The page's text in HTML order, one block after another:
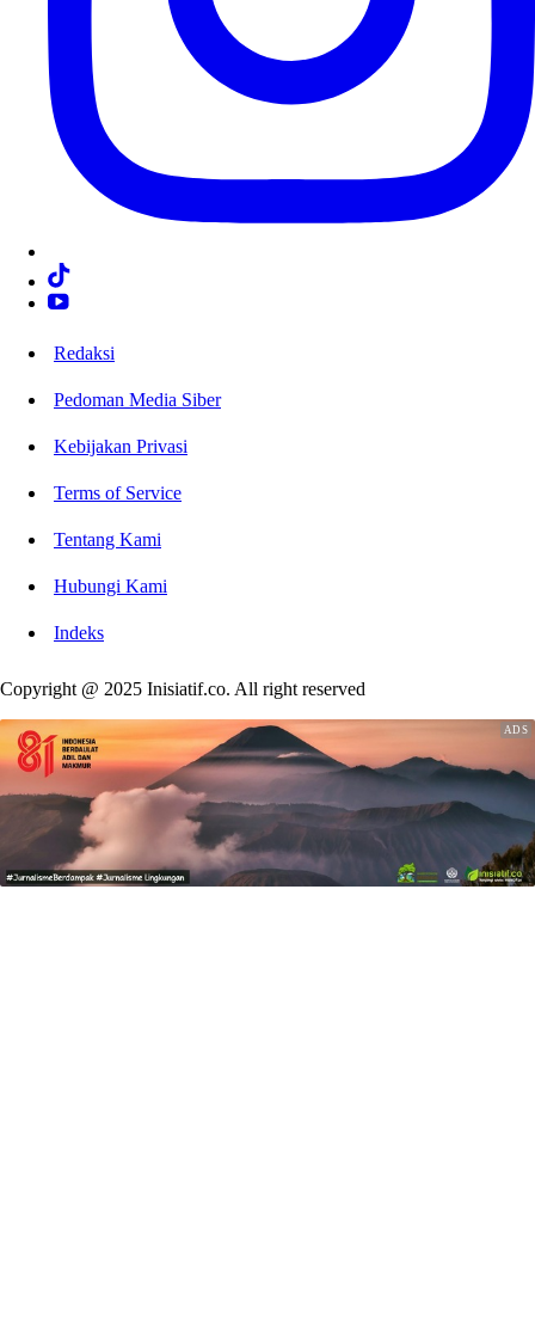
Redaksi
Pedoman Media Siber
Kebijakan Privasi
Terms of Service
Tentang Kami
Hubungi Kami
Indeks
Copyright @ 2025 Inisiatif.co. All right reserved